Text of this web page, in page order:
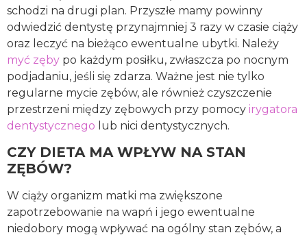
schodzi na drugi plan. Przyszłe mamy powinny
odwiedzić dentystę przynajmniej 3 razy w czasie ciąży
oraz leczyć na bieżąco ewentualne ubytki. Należy
myć zęby po każdym posiłku, zwłaszcza po nocnym
podjadaniu, jeśli się zdarza. Ważne jest nie tylko
regularne mycie zębów, ale również czyszczenie
przestrzeni między zębowych przy pomocy irygatora
dentystycznego lub nici dentystycznych.
CZY DIETA MA WPŁYW NA STAN
ZĘBÓW?
W ciąży organizm matki ma zwiększone
zapotrzebowanie na wapń i jego ewentualne
niedobory mogą wpływać na ogólny stan zębów, a